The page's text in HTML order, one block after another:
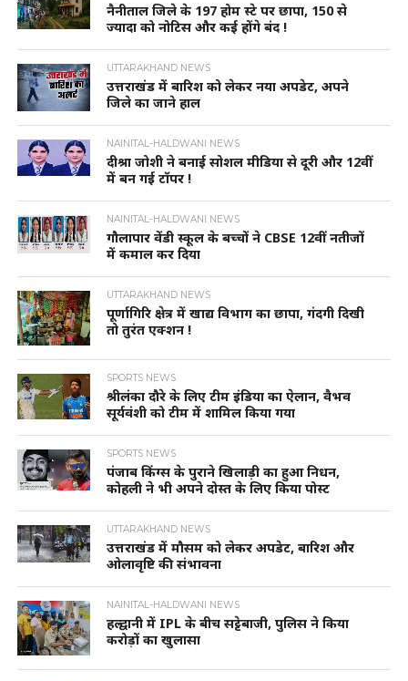
नैनीताल जिले के 197 होम स्टे पर छापा, 150 से
ज्यादा को नोटिस और कई होंगे बंद !
UTTARAKHAND NEWS
उत्तराखंड में बारिश को लेकर नया अपडेट, अपने
जिले का जाने हाल
NAINITAL-HALDWANI NEWS
दीश्रा जोशी ने बनाई सोशल मीडिया से दूरी और 12वीं
में बन गई टॉपर !
NAINITAL-HALDWANI NEWS
गौलापार वेंडी स्कूल के बच्चों ने CBSE 12वीं नतीजों
में कमाल कर दिया
UTTARAKHAND NEWS
पूर्णागिरि क्षेत्र में खाद्य विभाग का छापा, गंदगी दिखी
तो तुरंत एक्शन !
SPORTS NEWS
श्रीलंका दौरे के लिए टीम इंडिया का ऐलान, वैभव
सूर्यवंशी को टीम में शामिल किया गया
SPORTS NEWS
पंजाब किंग्स के पुराने खिलाड़ी का हुआ निधन,
कोहली ने भी अपने दोस्त के लिए किया पोस्ट
UTTARAKHAND NEWS
उत्तराखंड में मौसम को लेकर अपडेट, बारिश और
ओलावृष्टि की संभावना
NAINITAL-HALDWANI NEWS
हल्द्वानी में IPL के बीच सट्टेबाजी, पुलिस ने किया
करोड़ों का खुलासा